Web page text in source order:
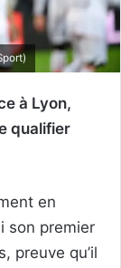
à Lyon,
qualifier
en
son premier
preuve qu’il